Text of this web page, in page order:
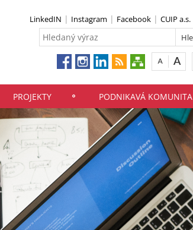
LinkedIN Instagram Facebook CUIP a.s.
PROJEKTY PODNIKAVÁ KOMUNITA